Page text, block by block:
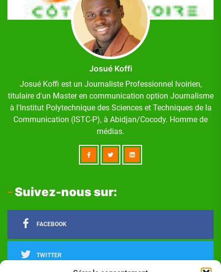
Josué Koffi
Josué Koffi est un Journaliste Professionnel Ivoirien,
titulaire d'un Master en communication option Journalisme
à l'Institut Polytechnique des Sciences et Techniques de la
Communication (ISTC-P), à Abidjan/Cocody. Homme de
médias.
Suivez-nous sur:
FACEBOOK
TWITTER